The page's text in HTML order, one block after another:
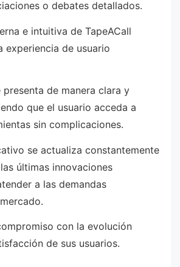
o debates detallados.
e intuitiva de TapeACall
experiencia de usuario
presenta de manera clara y
que el usuario acceda a
sin complicaciones.
se actualiza constantemente
últimas innovaciones
a las demandas
con la evolución
de sus usuarios.